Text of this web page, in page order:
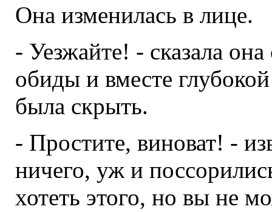
Она изменилась в лице.
- Уезжайте! - сказала
обиды и вместе
была скрыть.
- Простите, виноват! -
ничего, уж и
хотеть этого, но вы не